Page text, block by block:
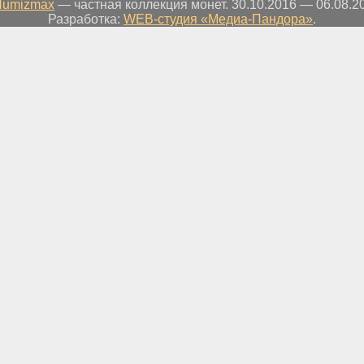
— частная коллекция монет. 30.10.2016 —
Разработка: WEB-студия «Медиа-Пандора».